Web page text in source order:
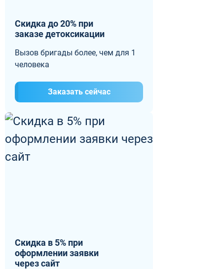
Скидка до 20% при
заказе детоксикации
Вызов бригады более, чем для 1
человека
Заказать сейчас
Скидка в 5% при
оформлении заявки
через сайт